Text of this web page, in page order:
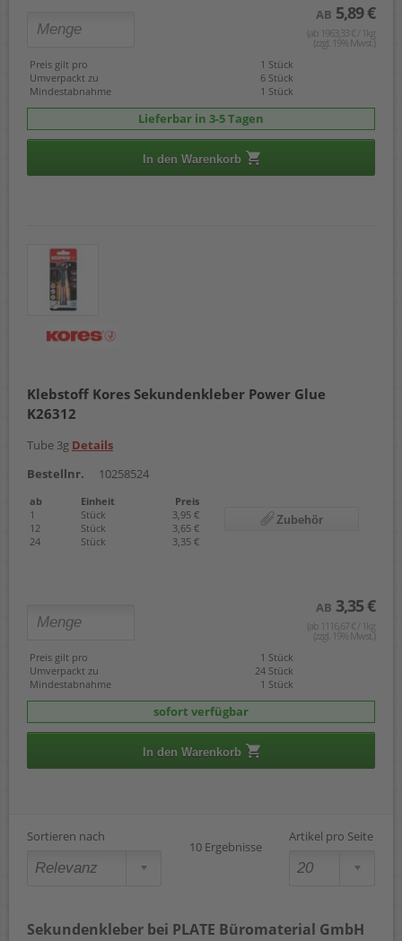
AB 5,89 €
(ab 1963,33 € / 1kg
(zzgl. 19% Mwst.)
Preis gilt pro
1 Stück
Umverpackt zu
6 Stück
Mindestabnahme
1 Stück
Lieferbar in 3-5 Tagen
In den Warenkorb
Klebstoff Kores Sekundenkleber Power Glue
K26312
Tube 3g Details
Bestellnr.
10258524
ab Einheit
Preis
1
Stück
3,95 €
12
Stück
3,65 €
24
Stück 3,35 €
Zubehör
AB 3,35 €
(ab 1116,67 € / 1kg
(zzgl. 19% Mwst.)
Preis gilt pro
1 Stück
Umverpackt zu
24 Stück
Mindestabnahme
1 Stück
sofort verfügbar
In den Warenkorb
Sortieren nach
10 Ergebnisse
Artikel pro Seite
Sekundenkleber bei PLATE Büromaterial GmbH